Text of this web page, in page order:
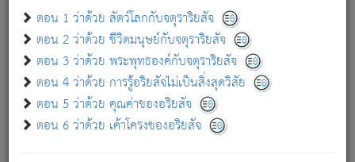
ตอน 1 ว่าด้วย สัตว์โลกกับจตุราริยสัจ
ตอน 2 ว่าด้วย ชีวิตมนุษย์กับจตุราริยสัจ
ตอน 3 ว่าด้วย พระพุทธองค์กับจตุราริยสัจ
ตอน 4 ว่าด้วย การรู้อริยสัจไม่เป็นสิ่งสุดวิสัย
ตอน 5 ว่าด้วย คุณค่าของอริยสัจ
ตอน 6 ว่าด้วย เค้าโครงของอริยสัจ
เขาเพลิดเพลินยิ่งนักในสิ่งใด สิ่งนั้นเป็นภัย (ที่เขาไม่รู้จัก)
เขากลัวต่อสิ่งใดสิ่งนั้นเป็นทุกข์
พรหมจรรย์นี้ อันบุคคลย่อมประพฤติ ก็เพื่อการละขาดซึ่ง
ภพ.
สมณะหรือพราหมณ์เหล่าใด กล่าวความหลุดพ้นจากภพว่า
มีได้เพราะภพ เรากล่าวว่า สมณะหรือพราหมณ์ทั้งปวงนั้น
มิใช่ผู้หลดพ้นจากภพ.